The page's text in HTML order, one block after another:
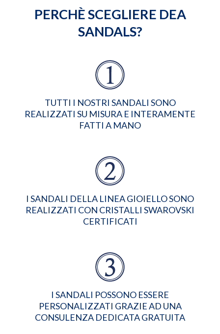
PERCHÈ SCEGLIERE DEA
SANDALS?
TUTTI I NOSTRI SANDALI SONO
REALIZZATI SU MISURA E INTERAMENTE
FATTI A MANO
I SANDALI DELLA LINEA GIOIELLO SONO
REALIZZATI CON CRISTALLI SWAROVSKI
CERTIFICATI
I SANDALI POSSONO ESSERE
PERSONALIZZATI GRAZIE AD UNA
CONSULENZA DEDICATA GRATUITA